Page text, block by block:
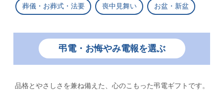
葬儀・お葬式・法要 喪中見舞い お盆・新盆
弔電・お悔やみ電報を選ぶ
品格とやさしさを兼ね備えた、心のこもった弔電ギフトです。